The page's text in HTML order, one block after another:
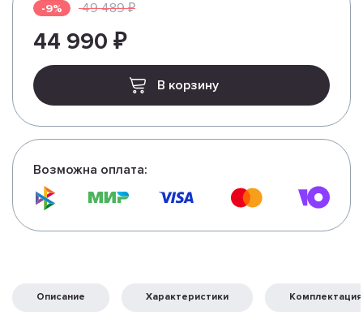
-9% 49 489 ₽
44 990 ₽
В корзину
Возможна оплата:
Описание Характеристики Комплектация